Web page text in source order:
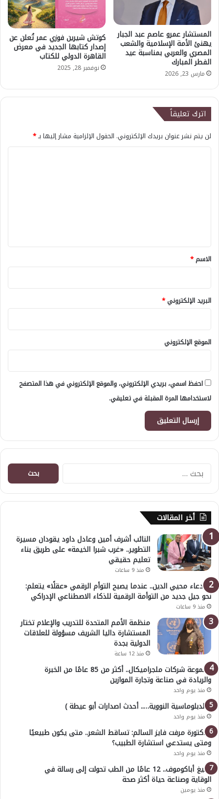
المستشار عمرو عاصم عبد الجبار
يهنئ الأمة الإسلامية والشعب
المصري والعربي بمناسبة عيد
الفطر المبارك
مارس 23, 2026
كوتش شيرين فوزي عمر تُعلن عن
إصدار كتابها الجديد في معرض
القاهرة الدولي للكتاب
نوفمبر 28, 2025
اترك تعليقاً
لن يتم نشر عنوان بريدك الإلكتروني. الحقول الإلزامية مشار إليها بـ*
*
الاسم*
البريد الإلكتروني*
الموقع الإلكتروني
احفظ اسمي، بريدي الإلكتروني، والموقع الإلكتروني في هذا المتصفح
لاستخدامها المرة المقبلة في تعليقي.
البحث
عن:
أخر المقالات
النائب أشرف أمين وعادل داود يقودان مسيرة
التطوير.. «غرب شبرا الخيمة» على طريق بناء
تعليم حقيقي
منذ 9 ساعات
د. دعاء محيي الدين.. عندما يصبح التوأم الرقمي «عقلًا» يتعلم:
نحو جيل جديد من التوأمة الرقمية للذكاء الاصطناعي الإدراكي
منذ 9 ساعات
منظمة الأمم المتحدة للتدريب والإعلام تختار
المستشارة داليا الشريف مسؤولة للعلاقات
الدولية بجدة
منذ 12 ساعة
مجموعة شركات ملجراميكال.. أكثر من 85 عامًا من الخبرة
والريادة في صناعة وتجارة الموازين
منذ يوم واحد
( الدبلوماسية النووية….. أحدث اصدارات أبو عيطة )
منذ يوم واحد
الدكتورة مرفت فايز السالم: تساقط الشعر.. متى يكون طبيعيًا
ومتى يستدعي استشارة الطبيب؟
منذ يوم واحد
أوليغ أباكوموف.. 12 عامًا من الطب تحولت إلى رسالة في
الوقاية وصناعة حياة أكثر صحة
منذ يومين